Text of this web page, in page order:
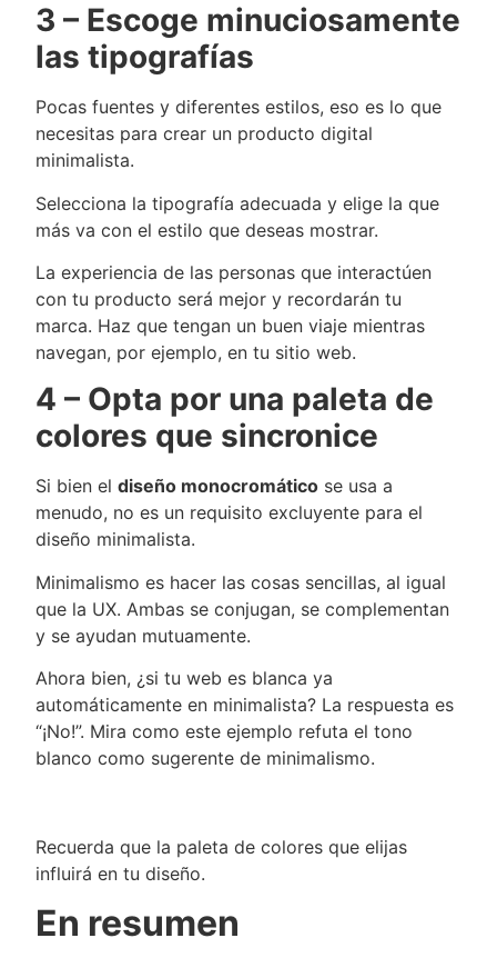
3 – Escoge minuciosamente
las tipografías
Pocas fuentes y diferentes estilos, eso es lo que
necesitas para crear un producto digital
minimalista.
Selecciona la tipografía adecuada y elige la que
más va con el estilo que deseas mostrar.
La experiencia de las personas que interactúen
con tu producto será mejor y recordarán tu
marca. Haz que tengan un buen viaje mientras
navegan, por ejemplo, en tu sitio web.
4 – Opta por una paleta de
colores que sincronice
Si bien el diseño monocromático se usa a
menudo, no es un requisito excluyente para el
diseño minimalista.
Minimalismo es hacer las cosas sencillas, al igual
que la UX. Ambas se conjugan, se complementan
y se ayudan mutuamente.
Ahora bien, ¿si tu web es blanca ya
automáticamente en minimalista? La respuesta es
“¡No!”. Mira como este ejemplo refuta el tono
blanco como sugerente de minimalismo.
Recuerda que la paleta de colores que elijas
influirá en tu diseño.
En resumen